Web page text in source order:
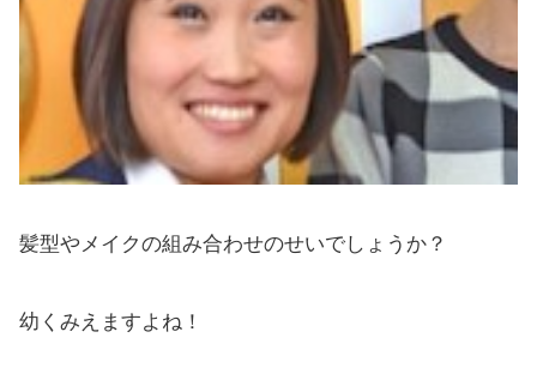
髪型やメイクの組み合わせのせいでしょうか？
幼くみえますよね！